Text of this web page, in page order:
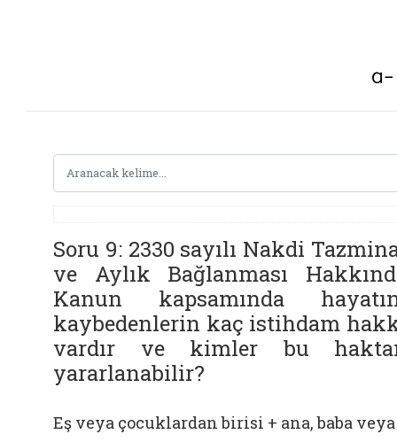
Soru 9: 2330 sayılı Nakdi
ve Aylık Bağlanması
Kanun kapsamında
kaybedenlerin kaç istihdam
vardır ve kimler bu
yararlanabilir?
Eş veya çocuklardan birisi + ana, baba veya